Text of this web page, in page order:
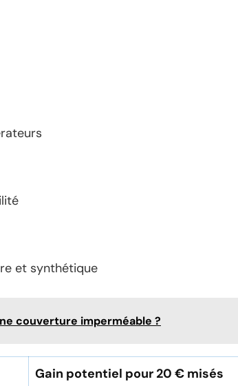
et synthétique
couverture imperméable ?
Gain potentiel pour 20 € misés